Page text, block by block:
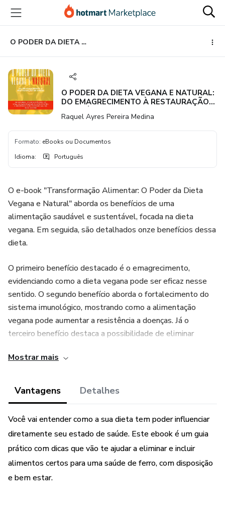
para
conteúdo
principal
para
pagamento
para
rodapé
O PODER DA DIETA VEGANA E NATURAL: DO EMAGRECIMENTO À RESTAURAÇÃO DA SAÚDE
O PODER DA DIETA VEGANA E NATURAL:
DO EMAGRECIMENTO À RESTAURAÇÃO
Raquel Ayres Pereira Medina
Formato: eBooks ou Documentos
Idioma: Português
O e-book "Transformação Alimentar: O Poder da Dieta
Vegana e Natural" aborda os benefícios de uma
alimentação saudável e sustentável, focada na dieta
vegana. Em seguida, são detalhados onze benefícios dessa
dieta.
O primeiro benefício destacado é o emagrecimento,
evidenciando como a dieta vegana pode ser eficaz nesse
sentido. O segundo benefício aborda o fortalecimento do
sistema imunológico, mostrando como a alimentação
vegana pode aumentar a resistência a doenças. Já o
terceiro benefício destaca a possibilidade de eliminar
disposição que uma alimentação vegana pode proporcionar.
A quinta vantagem ressalta como essa dieta pode
efeitos positivos na redução do colesterol.
O sétimo benefício explora a relação entre a dieta vegana
e a prevenção e controle da diabetes. O oitavo benefício
sugere que essa dieta pode ajudar a alcançar a remissão de
Mostrar mais
Vantagens Detalhes
Você vai entender como a sua dieta tem poder influenciar
diretamente seu estado de saúde. Este ebook é um guia
prático com dicas que vão te ajudar a eliminar e incluir
alimentos certos para uma saúde de ferro, com disposição
e bem estar.